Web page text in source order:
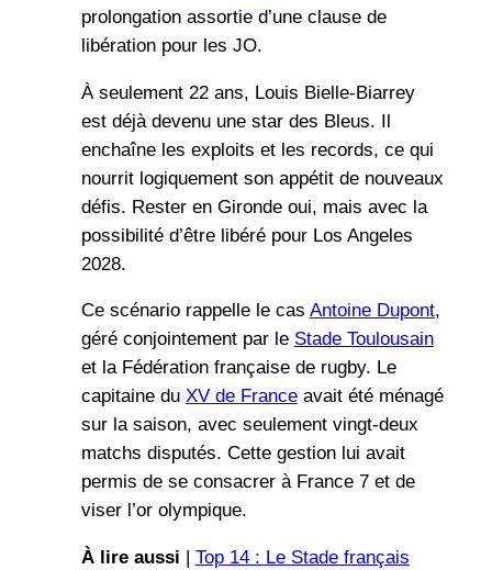
prolongation assortie d’une clause de
libération pour les JO.
À seulement 22 ans, Louis Bielle-Biarrey
est déjà devenu une star des Bleus. Il
enchaîne les exploits et les records, ce qui
nourrit logiquement son appétit de nouveaux
défis. Rester en Gironde oui, mais avec la
possibilité d’être libéré pour Los Angeles
2028.
Ce scénario rappelle le cas Antoine Dupont,
géré conjointement par le Stade Toulousain
et la Fédération française de rugby. Le
capitaine du XV de Franceavait été ménagé
sur la saison, avec seulement vingt-deux
matchs disputés. Cette gestion lui avait
permis de se consacrer à France 7 et de
viser l’or olympique.
À lire aussi | Top 14 : Le Stade français